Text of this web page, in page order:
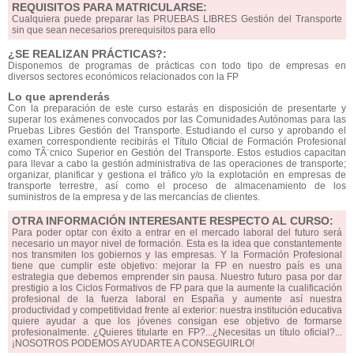
REQUISITOS PARA MATRICULARSE:
Cualquiera puede preparar las PRUEBAS LIBRES Gestión del Transporte
sin que sean necesarios prerequisitos para ello
¿SE REALIZAN PRÁCTICAS?:
Disponemos de programas de prácticas con todo tipo de empresas en
diversos sectores económicos relacionados con la FP
Lo que aprenderás
Con la preparación de este curso estarás en disposición de presentarte y
superar los exámenes convocados por las Comunidades Autónomas para las
Pruebas Libres Gestión del Transporte. Estudiando el curso y aprobando el
examen correspondiente recibirás el Título Oficial de Formación Profesional
como TÃ¨cnico Superior en Gestión del Transporte. Estos estudios capacitan
para llevar a cabo la gestión administrativa de las operaciones de transporte;
organizar, planificar y gestiona el tráfico y/o la explotación en empresas de
transporte terrestre, así como el proceso de almacenamiento de los
suministros de la empresa y de las mercancías de clientes.
OTRA INFORMACIÓN INTERESANTE RESPECTO AL CURSO:
Para poder optar con éxito a entrar en el mercado laboral del futuro será
necesario un mayor nivel de formación. Esta es la idea que constantemente
nos transmiten los gobiernos y las empresas. Y la Formación Profesional
tiene que cumplir este objetivo: mejorar la FP en nuestro país es una
estrategia que debemos emprender sin pausa. Nuestro futuro pasa por dar
prestigio a los Ciclos Formativos de FP para que la aumente la cualificación
profesional de la fuerza laboral en España y aumente así nuestra
productividad y competitividad frente al exterior: nuestra institución educativa
quiere ayudar a que los jóvenes consigan ese objetivo de formarse
profesionalmente. ¿Quieres titularte en FP?...¿Necesitas un título oficial?...
¡NOSOTROS PODEMOS AYUDARTE A CONSEGUIRLO!